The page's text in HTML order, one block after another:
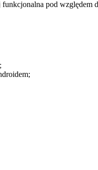
funkcjonalna pod względem